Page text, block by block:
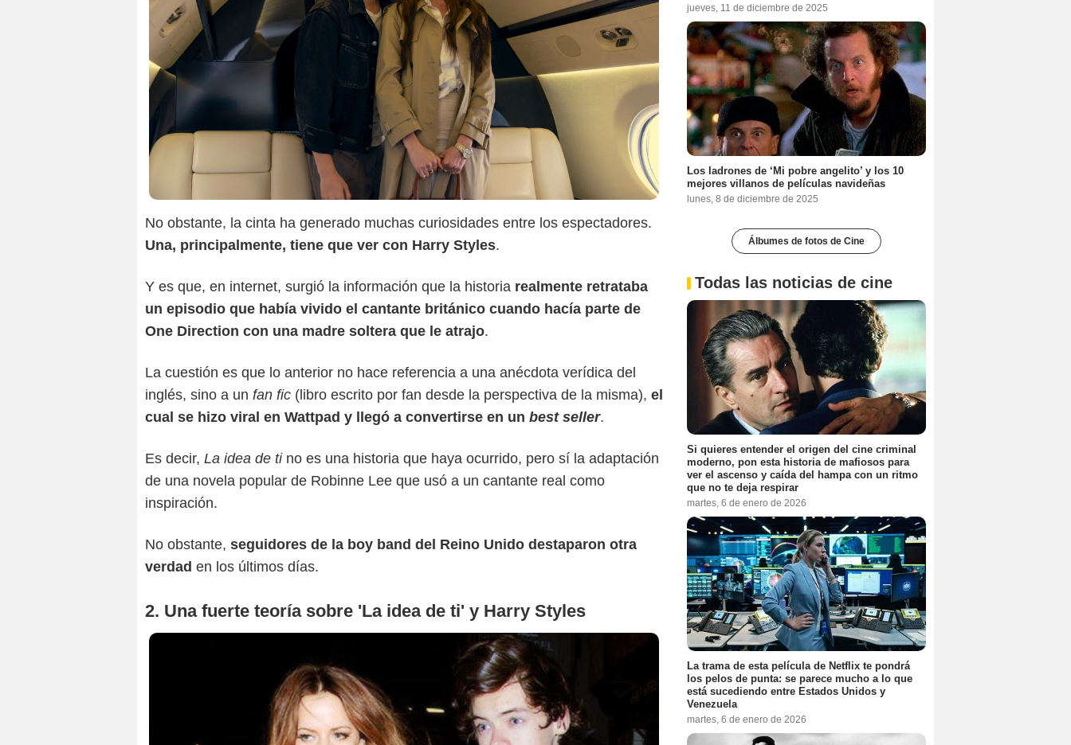
No obstante, la cinta ha generado muchas curiosidades entre los espectadores.
Una, principalmente, tiene que ver con Harry Styles.
Y es que, en internet, surgió la información que la historia realmente retrataba
un episodio que había vivido el cantante británico cuando hacía parte de
One Direction con una madre soltera que le atrajo.
La cuestión es que lo anterior no hace referencia a una anécdota verídica del
inglés, sino a un fan fic (libro escrito por fan desde la perspectiva de la misma), el
cual se hizo viral en Wattpad y llegó a convertirse en un best seller.
Es decir, La idea de ti no es una historia que haya ocurrido, pero sí la adaptación
de una novela popular de Robinne Lee que usó a un cantante real como
inspiración.
No obstante, seguidores de la boy band del Reino Unido destaparon otra
verdad en los últimos días.
2. Una fuerte teoría sobre 'La idea de ti' y Harry Styles
X
jueves, 11 de diciembre de 2025
Los ladrones de ‘Mi pobre angelito’ y los 10
mejores villanos de películas navideñas
lunes, 8 de diciembre de 2025
Álbumes de fotos de Cine
Todas las noticias de cine
Si quieres entender el origen del cine criminal
moderno, pon esta historia de mafiosos para
ver el ascenso y caída del hampa con un ritmo
que no te deja respirar
martes, 6 de enero de 2026
La trama de esta película de Netflix te pondrá
los pelos de punta: se parece mucho a lo que
está sucediendo entre Estados Unidos y
Venezuela
martes, 6 de enero de 2026